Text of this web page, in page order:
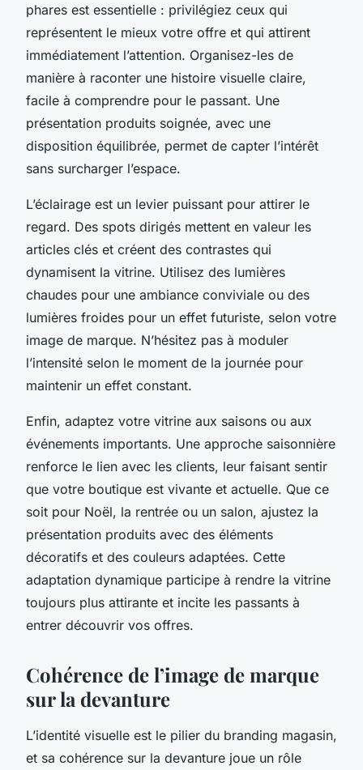
phares est essentielle : privilégiez ceux qui
représentent le mieux votre offre et qui attirent
immédiatement l’attention. Organisez-les de
manière à raconter une histoire visuelle claire,
facile à comprendre pour le passant. Une
présentation produits soignée, avec une
disposition équilibrée, permet de capter l’intérêt
sans surcharger l’espace.
L’éclairage est un levier puissant pour attirer le
regard. Des spots dirigés mettent en valeur les
articles clés et créent des contrastes qui
dynamisent la vitrine. Utilisez des lumières
chaudes pour une ambiance conviviale ou des
lumières froides pour un effet futuriste, selon votre
image de marque. N’hésitez pas à moduler
l’intensité selon le moment de la journée pour
maintenir un effet constant.
Enfin, adaptez votre vitrine aux saisons ou aux
événements importants. Une approche saisonnière
renforce le lien avec les clients, leur faisant sentir
que votre boutique est vivante et actuelle. Que ce
soit pour Noël, la rentrée ou un salon, ajustez la
présentation produits avec des éléments
décoratifs et des couleurs adaptées. Cette
adaptation dynamique participe à rendre la vitrine
toujours plus attirante et incite les passants à
entrer découvrir vos offres.
Cohérence de l’image de marque
sur la devanture
L’identité visuelle est le pilier du branding magasin,
et sa cohérence sur la devanture joue un rôle